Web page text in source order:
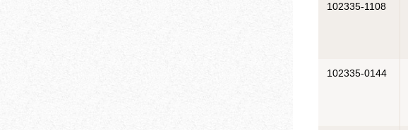
102335-1108
102335-0144